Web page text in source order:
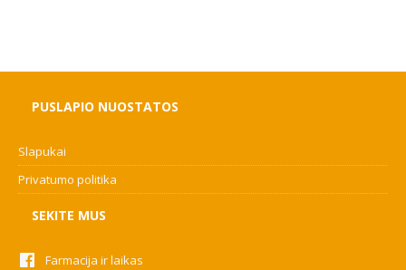
PUSLAPIO NUOSTATOS
Slapukai
Privatumo politika
SEKITE MUS
Farmacija ir laikas